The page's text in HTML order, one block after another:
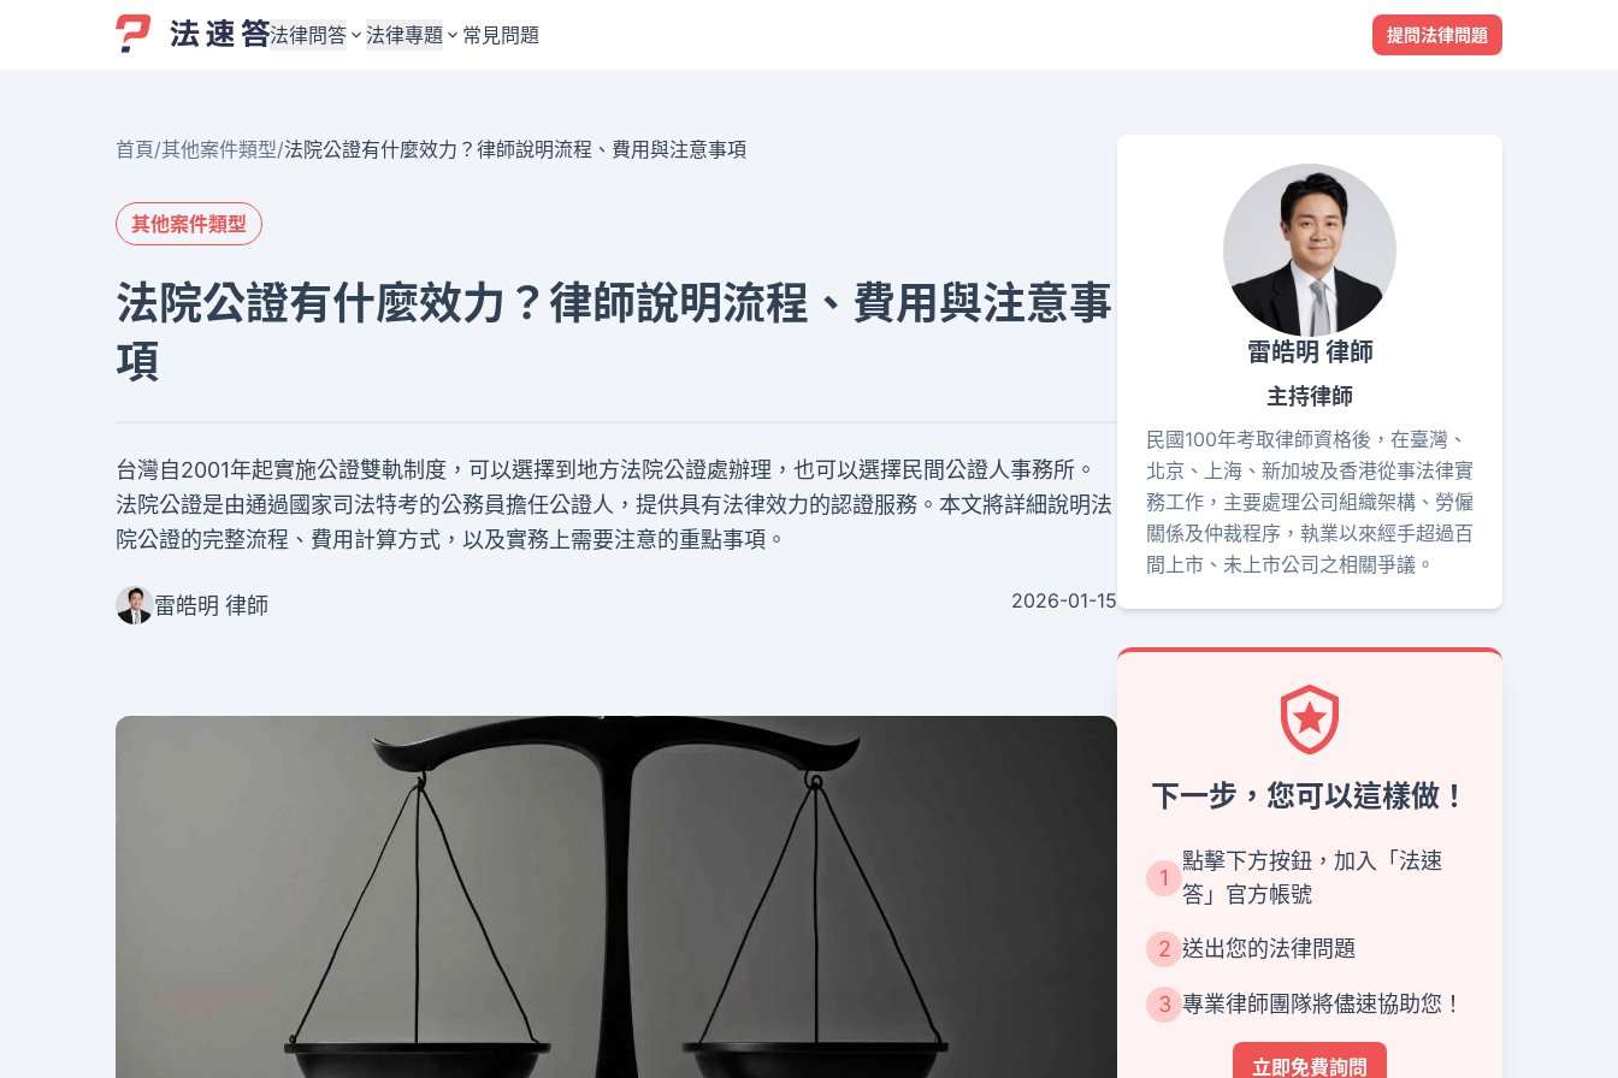
法律問答
勞資關係與勞動法
債務與債權
交通事故與賠償
刑事犯罪案件
法律專題
勞資關係與勞動法
刑事犯罪案件
常見問題 提問法律問題
首頁/其他案件類型/法院公證有什麼效力？律師說明流程、費用與注意事項
其他案件類型
法院公證有什麼效力？律師說明流程、費用與注意事
項
台灣自2001年起實施公證雙軌制度，可以選擇到地方法院公證處辦理，也可以選擇民間公證人事務所。
法院公證是由通過國家司法特考的公務員擔任公證人，提供具有法律效力的認證服務。本文將詳細說明法
院公證的完整流程、費用計算方式，以及實務上需要注意的重點事項。
雷皓明 律師 2026-01-15
雷皓明 律師
主持律師
民國100年考取律師資格後，在臺灣、
北京、上海、新加坡及香港從事法律實
務工作，主要處理公司組織架構、勞僱
關係及仲裁程序，執業以來經手超過百
間上市、未上市公司之相關爭議。
下一步，您可以這樣做！
1
點擊下方按鈕，加入「法速
答」官方帳號
2 送出您的法律問題
3 專業律師團隊將儘速協助您！
立即免費詢問